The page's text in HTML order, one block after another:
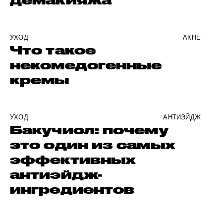
УХОД АКНЕ
Что такое
некомедогенные
кремы
УХОД АНТИЭЙДЖ
Бакучиол: почему
это один из самых
эффективных
антиэйдж-
ингредиентов